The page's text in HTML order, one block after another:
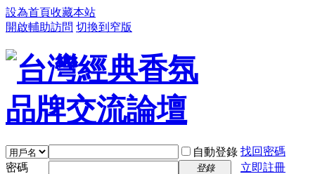
設為首頁收藏本站
開啟輔助訪問 切換到窄版
自動登錄 找回密碼
密碼
登錄
立即註冊